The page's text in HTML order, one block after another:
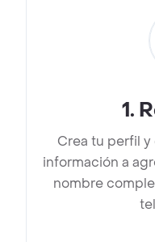
1.
Crea tu perfil
información a
nombre